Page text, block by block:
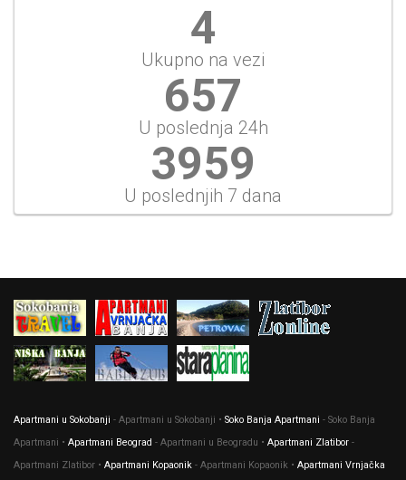
4
Ukupno na vezi
657
U poslednja 24h
3959
U poslednjih 7 dana
Apartmani u Sokobanji - Apartmani u Sokobanji • Soko Banja Apartmani - Soko Banja
Apartmani • Apartmani Beograd - Apartmani u Beogradu • Apartmani Zlatibor -
Apartmani Zlatibor • Apartmani Kopaonik - Apartmani Kopaonik • Apartmani Vrnjačka